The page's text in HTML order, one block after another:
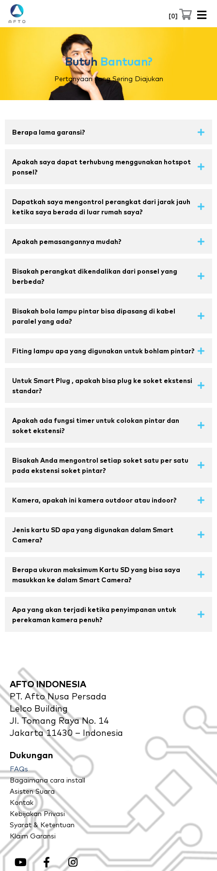
Skip
0
Butuh Bantuan?
Pertanyaan yang Sering Diajukan
Berapa lama garansi?
Apakah saya dapat terhubung menggunakan hotspot
ponsel?
Dapatkah saya mengontrol perangkat dari jarak jauh
ketika saya berada di luar rumah saya?
Apakah pemasangannya mudah?
Bisakah perangkat dikendalikan dari ponsel yang
berbeda?
Bisakah bola lampu pintar bisa dipasang di kabel
paralel yang ada?
Fiting lampu apa yang digunakan untuk bohlam pintar?
Untuk Smart Plug , apakah bisa plug ke soket ekstensi
standar?
Apakah ada fungsi timer untuk colokan pintar dan
soket ekstensi?
Bisakah Anda mengontrol setiap soket satu per satu
pada ekstensi soket pintar?
Kamera, apakah ini kamera outdoor atau indoor?
Jenis kartu SD apa yang digunakan dalam Smart
Camera?
Berapa ukuran maksimum Kartu SD yang bisa saya
masukkan ke dalam Smart Camera?
Apa yang akan terjadi ketika penyimpanan untuk
perekaman kamera penuh?
AFTO INDONESIA
PT. Afto Nusa Persada
Lelco Building
Jl. Tomang Raya No. 14
Jakarta 11430 – Indonesia
Dukungan
FAQs
Bagaimana cara install
Asisten Suara
Kontak
Kebijakan Privasi
Syarat & Ketentuan
Klaim Garansi
Y
o
F
a
I
n